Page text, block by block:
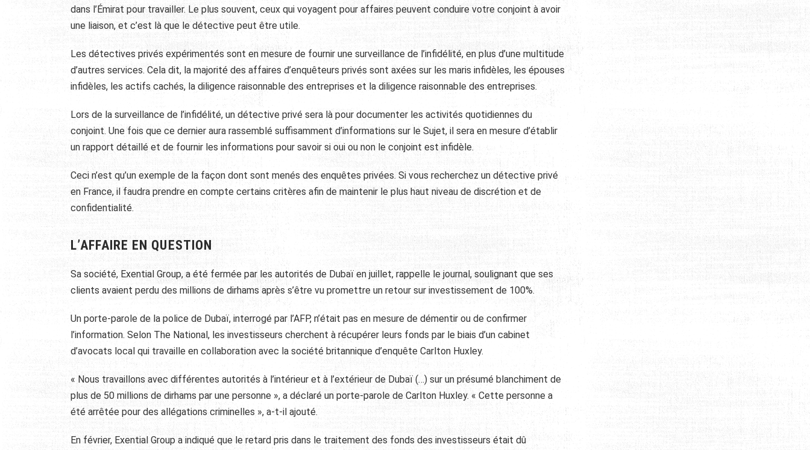
dans l’Émirat pour travailler. Le plus souvent, ceux qui voyagent pour affaires peuvent conduire votre conjoint à avoir
une liaison, et c’est là que le détective peut être utile.
Les détectives privés expérimentés sont en mesure de fournir une surveillance de l’infidélité, en plus d’une multitude
d’autres services. Cela dit, la majorité des affaires d’enquêteurs privés sont axées sur les maris infidèles, les épouses
infidèles, les actifs cachés, la diligence raisonnable des entreprises et la diligence raisonnable des entreprises.
Lors de la surveillance de l’infidélité, un détective privé sera là pour documenter les activités quotidiennes du
conjoint. Une fois que ce dernier aura rassemblé suffisamment d’informations sur le Sujet, il sera en mesure d’établir
un rapport détaillé et de fournir les informations pour savoir si oui ou non le conjoint est infidèle.
Ceci n’est qu’un exemple de la façon dont sont menés des enquêtes privées. Si vous recherchez un détective privé
en France, il faudra prendre en compte certains critères afin de maintenir le plus haut niveau de discrétion et de
confidentialité.
L’AFFAIRE EN QUESTION
Sa société, Exential Group, a été fermée par les autorités de Dubaï en juillet, rappelle le journal, soulignant que ses
clients avaient perdu des millions de dirhams après s’être vu promettre un retour sur investissement de 100%.
Un porte-parole de la police de Dubaï, interrogé par l’AFP, n’était pas en mesure de démentir ou de confirmer
l’information. Selon The National, les investisseurs cherchent à récupérer leurs fonds par le biais d’un cabinet
d’avocats local qui travaille en collaboration avec la société britannique d’enquête Carlton Huxley.
« Nous travaillons avec différentes autorités à l’intérieur et à l’extérieur de Dubaï (…) sur un présumé blanchiment de
plus de 50 millions de dirhams par une personne », a déclaré un porte-parole de Carlton Huxley. « Cette personne a
été arrêtée pour des allégations criminelles », a-t-il ajouté.
En février, Exential Group a indiqué que le retard pris dans le traitement des fonds des investisseurs était dû